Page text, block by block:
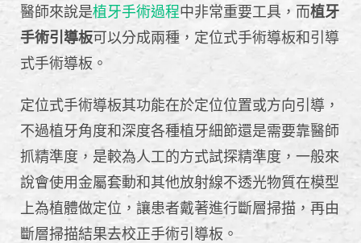
醫師來說是植牙手術過程中非常重要工具，而植牙
手術引導板可以分成兩種，定位式手術導板和引導
式手術導板。
定位式手術導板其功能在於定位位置或方向引導，
不過植牙角度和深度各種植牙細節還是需要靠醫師
抓精準度，是較為人工的方式試探精準度，一般來
說會使用金屬套動和其他放射線不透光物質在模型
上為植體做定位，讓患者戴著進行斷層掃描，再由
斷層掃描結果去校正手術引導板。